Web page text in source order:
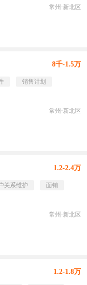
常州·新北区
8千-1.5万
销售计划
常州·新北区
1.2-2.4万
关系维护
面销
常州·新北区
1.2-1.8万